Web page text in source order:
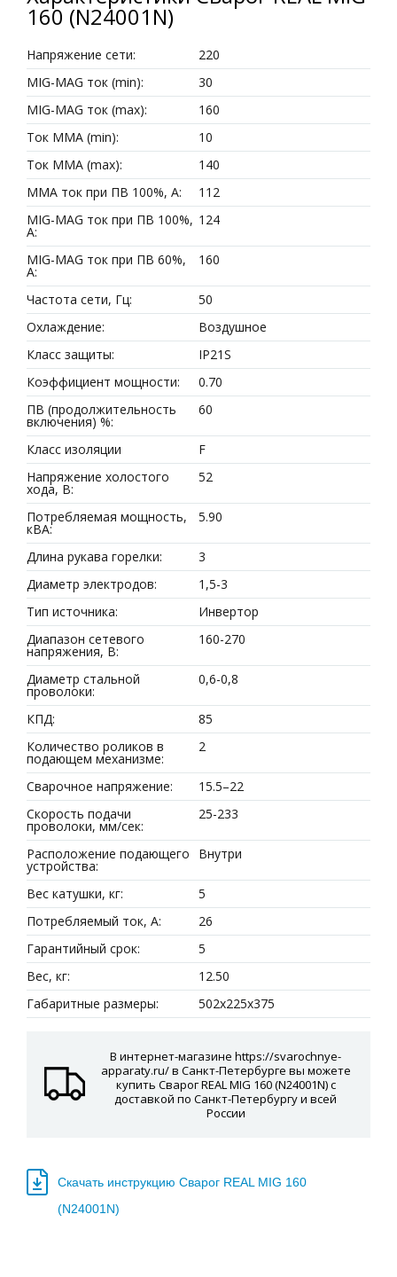
160 (N24001N)
Напряжение сети:
220
MIG-MAG ток (min):
30
MIG-MAG ток (max):
160
Ток MMA (min):
10
Ток MMA (max):
140
MMA ток при ПВ 100%, A:
112
MIG-MAG ток при ПВ 100%,
A:
124
MIG-MAG ток при ПВ 60%,
A:
160
Частота сети, Гц:
50
Охлаждение:
Воздушное
Класс защиты:
IP21S
Коэффициент мощности:
0.70
ПВ (продолжительность
включения) %:
60
Класс изоляции
F
Напряжение холостого
хода, В:
52
Потребляемая мощность,
кВА:
5.90
Длина рукава горелки:
3
Диаметр электродов:
1,5-3
Тип источника:
Инвертор
Диапазон сетевого
напряжения, В:
160-270
Диаметр стальной
проволоки:
0,6-0,8
КПД:
85
Количество роликов в
подающем механизме:
2
Сварочное напряжение:
15.5–22
Скорость подачи
проволоки, мм/сек:
25-233
Расположение подающего
устройства:
Внутри
Вес катушки, кг:
5
Потребляемый ток, А:
26
Гарантийный срок:
5
Вес, кг:
12.50
Габаритные размеры:
502x225x375
В интернет-магазине https://svarochnye-
apparaty.ru/ в Санкт-Петербурге вы можете
купить Сварог REAL MIG 160 (N24001N) с
доставкой по Санкт-Петербургу и всей
России
Скачать инструкцию Сварог REAL MIG 160
(N24001N)